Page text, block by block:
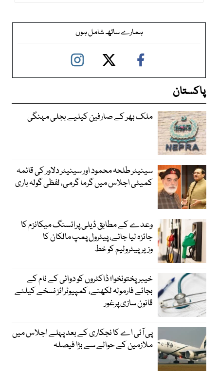
ہمارے ساتھ شامل ہوں
پاکستان
ملک بھر کے صارفین کیلیے بجلی مہنگی
سینیٹر طلحہ محمود اور سینیٹر دلاور کی قائمہ
کمیٹی اجلاس میں گرما گرمی، لفظی گولہ باری
وعدے کے مطابق ڈیلی پرائسنگ میکانزم کا
جائزہ لیا جائے، پیٹرول پمپ مالکان کا
وزیرپیٹرولیم کو خط
خیبرپختونخوا؛ ڈاکٹروں کو دوائی کے نام کے
بجائے فارمولہ لکھنے، کمپیوٹرائز نسخے کیلئے
قانون سازی پرغور
پی آئی اے کا نجکاری کے بعد پہلے اجلاس میں
ملازمین کے حوالے سے بڑا فیصلہ